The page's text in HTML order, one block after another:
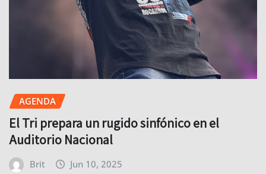
AGENDA
El Tri prepara un rugido sinfónico en el
Auditorio Nacional
Brit Jun 10, 2025